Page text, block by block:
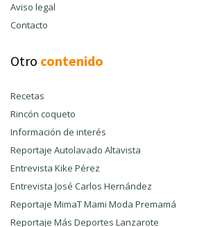
Aviso legal
Contacto
Otro contenido
Recetas
Rincón coqueto
Información de interés
Reportaje Autolavado Altavista
Entrevista Kike Pérez
Entrevista José Carlos Hernández
Reportaje MimaT Mami Moda Premamá
Reportaje Más Deportes Lanzarote